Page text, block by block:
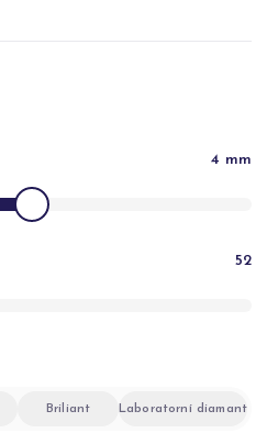
4 mm
52
Briliant Laboratorní diamant